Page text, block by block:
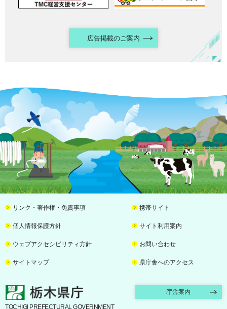
広告掲載のご案内
リンク・著作権・免責事項 携帯サイト
個人情報保護方針 サイト利用案内
ウェブアクセシビリティ方針 お問い合わせ
サイトマップ 県庁舎へのアクセス
栃木県庁 庁舎案内
TOCHIGI PREFECTURAL GOVERNMENT